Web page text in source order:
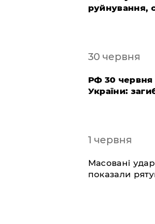
руйнування,
30 червня
​РФ 30 червня
України:
1 червня
​Масовані
показали